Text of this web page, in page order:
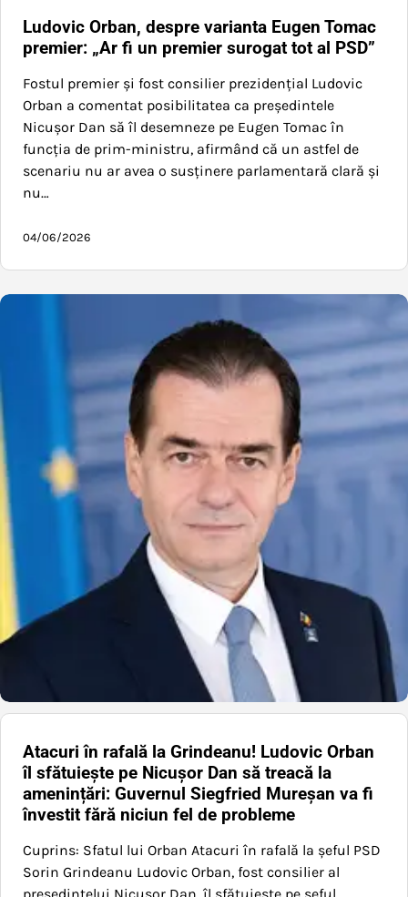
Ludovic Orban, despre varianta Eugen Tomac
premier: „Ar fi un premier surogat tot al PSD”
Fostul premier și fost consilier prezidențial Ludovic
Orban a comentat posibilitatea ca președintele
Nicușor Dan să îl desemneze pe Eugen Tomac în
funcția de prim-ministru, afirmând că un astfel de
scenariu nu ar avea o susținere parlamentară clară și
nu…
04/06/2026
Atacuri în rafală la Grindeanu! Ludovic Orban
îl sfătuiește pe Nicușor Dan să treacă la
amenințări: Guvernul Siegfried Mureșan va fi
învestit fără niciun fel de probleme
Cuprins: Sfatul lui Orban Atacuri în rafală la șeful PSD
Sorin Grindeanu Ludovic Orban, fost consilier al